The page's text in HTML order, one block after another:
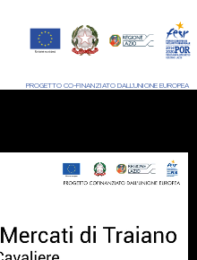
PROGETTO CO-FINANZIATO DALL'UNIONE EUROPEA